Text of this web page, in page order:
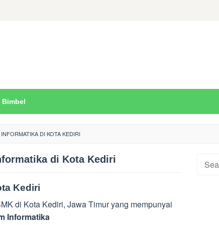
Bimbel
DI KOTA KEDIRI
di Kota Kediri
Kediri
di Kota Kediri, Jawa Timur yang mempunyai
Informatika